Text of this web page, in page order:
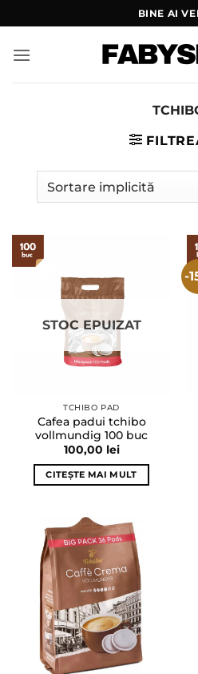
to
content
BINE AI
STOC EPUIZAT
TCHIBO PAD
Cafea padui tchibo
vollmundig 100 buc
100,00 lei
CITEȘTE MAI MULT
-